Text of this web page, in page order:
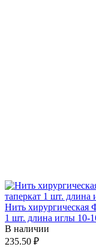
Нить хирургическая
1 шт. длина иглы 10-
В наличии
235.50 ₽